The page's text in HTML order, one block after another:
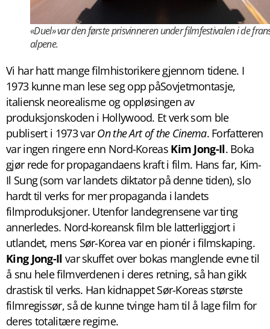
«Duel» var den første prisvinneren under filmfestivalen i de
alpene.
Vi har hatt mange filmhistorikere gjennom tidene. I
1973 kunne man lese seg opp påSovjetmontasje,
italiensk neorealisme og oppløsingen av
produksjonskoden i Hollywood. Et verk som ble
publisert i 1973 varOn the Art of the Cinema. Forfatteren
var ingen ringere enn Nord-Koreas Kim Jong-Il. Boka
gjør rede for propagandaens kraft i film. Hans far, Kim-
Il Sung (som var landets diktator på denne tiden), slo
hardt til verks for mer propaganda i landets
filmproduksjoner. Utenfor landegrensene var ting
annerledes. Nord-koreansk film ble latterliggjort i
utlandet, mens Sør-Korea var en pionér i filmskaping.
King Jong-Il var skuffet over bokas manglende evne til
å snu hele filmverdenen i deres retning, så han gikk
drastisk til verks. Han kidnappet Sør-Koreas største
filmregissør, så de kunne tvinge ham til å lage film for
deres totalitære regime.